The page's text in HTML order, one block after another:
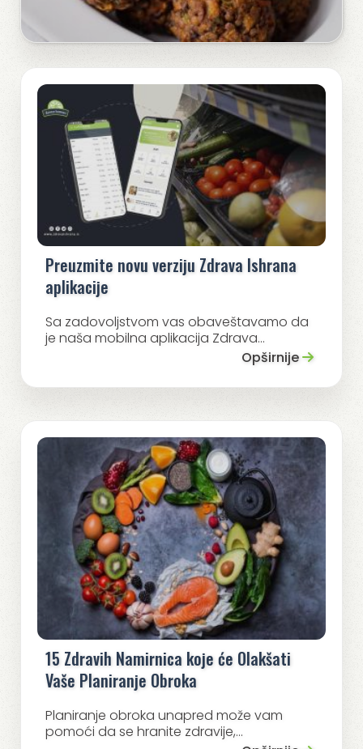
Preuzmite novu verziju Zdrava Ishrana
aplikacije
Sa zadovoljstvom vas obaveštavamo da
je naša mobilna aplikacija Zdrava...
Opširnije
15 Zdravih Namirnica koje će Olakšati
Vaše Planiranje Obroka
Planiranje obroka unapred može vam
pomoći da se hranite zdravije,...